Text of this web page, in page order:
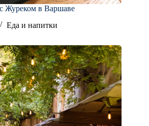
Журеком в Варшаве
Еда и напитки